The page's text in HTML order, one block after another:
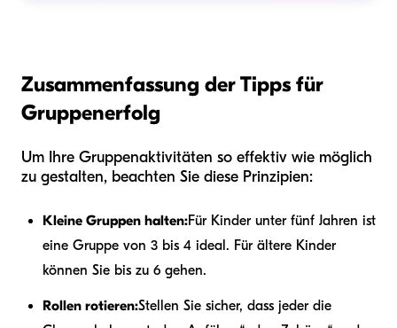
Zusammenfassung der Tipps für
Gruppenerfolg
Um Ihre Gruppenaktivitäten so effektiv wie möglich
zu gestalten, beachten Sie diese Prinzipien:
Kleine Gruppen halten:Für Kinder unter fünf Jahren ist
eine Gruppe von 3 bis 4 ideal. Für ältere Kinder
können Sie bis zu 6 gehen.
Rollen rotieren:Stellen Sie sicher, dass jeder die